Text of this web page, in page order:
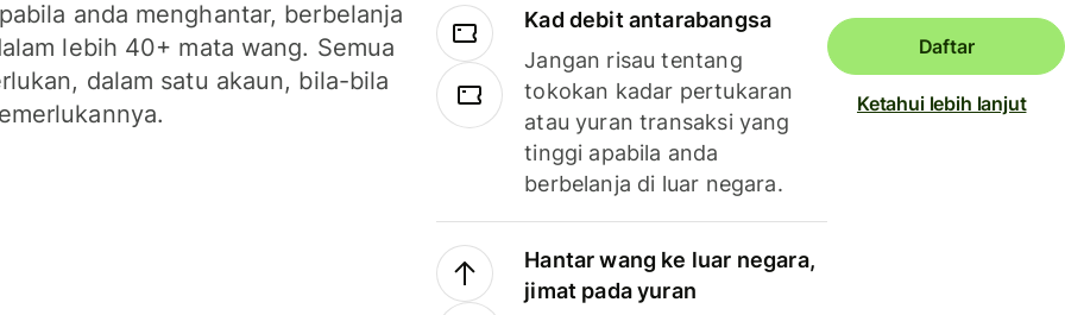
anda menghantar, berbelanja
lebih 40+ mata wang. Semua
dalam satu akaun, bila-bila
Kad debit antarabangsa
Jangan risau tentang
tokokan kadar pertukaran
atau yuran transaksi yang
tinggi apabila anda
berbelanja di luar negara.
Hantar wang ke luar negara,
jimat pada yuran
Daftar
Ketahui lebih lanjut